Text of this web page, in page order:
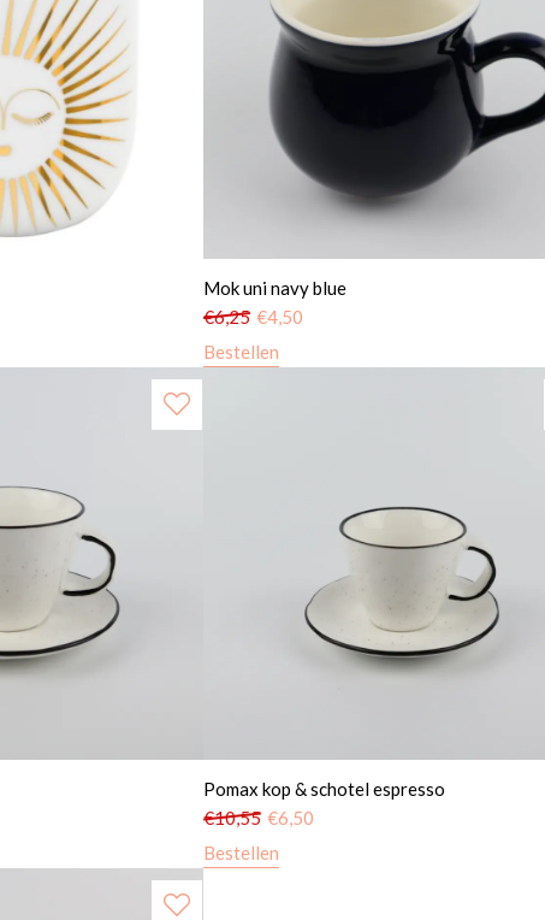
Mok uni navy blue
€6,25 €4,50
Bestellen
Pomax kop & schotel espresso
€10,55 €6,50
Bestellen